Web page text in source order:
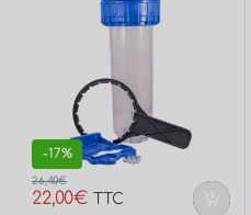
-17%
22,00€
26,40€
TTC